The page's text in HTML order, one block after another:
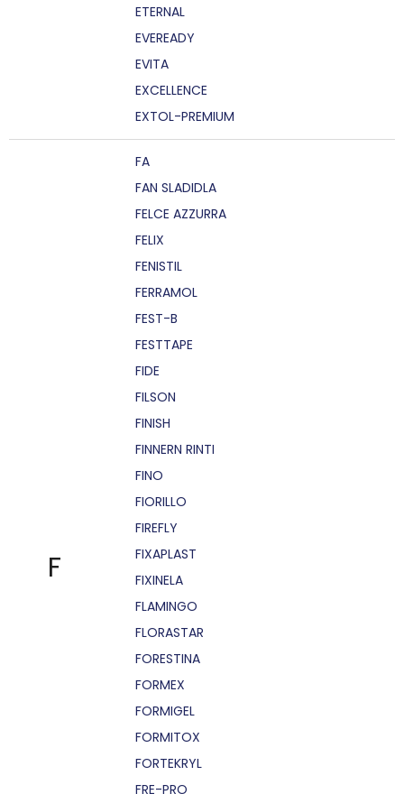
ETERNAL
EVEREADY
EVITA
EXCELLENCE
EXTOL-PREMIUM
F
FA
FAN SLADIDLA
FELCE AZZURRA
FELIX
FENISTIL
FERRAMOL
FEST-B
FESTTAPE
FIDE
FILSON
FINISH
FINNERN RINTI
FINO
FIORILLO
FIREFLY
FIXAPLAST
FIXINELA
FLAMINGO
FLORASTAR
FORESTINA
FORMEX
FORMIGEL
FORMITOX
FORTEKRYL
FRE-PRO